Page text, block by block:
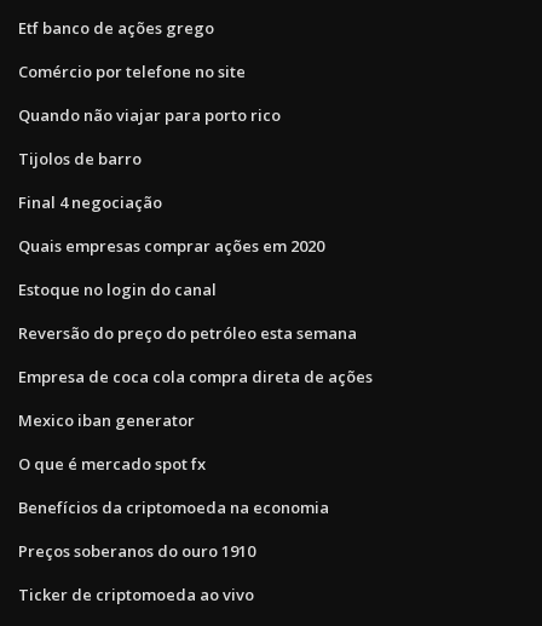
Etf banco de ações grego
Comércio por telefone no site
Quando não viajar para porto rico
Tijolos de barro
Final 4 negociação
Quais empresas comprar ações em 2020
Estoque no login do canal
Reversão do preço do petróleo esta semana
Empresa de coca cola compra direta de ações
Mexico iban generator
O que é mercado spot fx
Benefícios da criptomoeda na economia
Preços soberanos do ouro 1910
Ticker de criptomoeda ao vivo